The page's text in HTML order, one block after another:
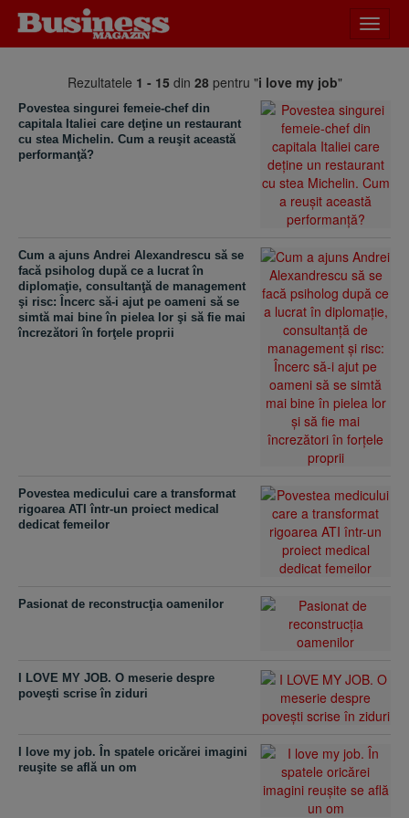
meniu
Rezultatele 1 - 15 din 28pentru "i love my job"
Povestea singurei femeie-chef din
capitala Italiei care deţine un restaurant
cu stea Michelin. Cum a reuşit această
performanţă?
Cum a ajuns Andrei Alexandrescu să se
facă psiholog după ce a lucrat în
diplomaţie, consultanţă de management
şi risc: Încerc să-i ajut pe oameni să se
simtă mai bine în pielea lor şi să fie mai
încrezători în forţele proprii
Povestea medicului care a transformat
rigoarea ATI într-un proiect medical
dedicat femeilor
Pasionat de reconstrucţia oamenilor
I LOVE MY JOB. O meserie despre
poveşti scrise în ziduri
I love my job. În spatele oricărei imagini
reuşite se află un om